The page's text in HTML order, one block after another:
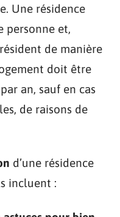
Une résidence
personne et,
de manière
doit être
an, sauf en cas
de raisons de
d’une résidence
incluent :